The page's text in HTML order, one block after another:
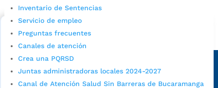
Inventario de Sentencias
Servicio de empleo
Preguntas frecuentes
Canales de atención
Crea una PQRSD
Juntas administradoras locales 2024-2027
Canal de Atención Salud Sin Barreras de Bucaramanga
cupo escolar en los colegios oficiales de
Alcaldía de Bucaramanga
Sede principal